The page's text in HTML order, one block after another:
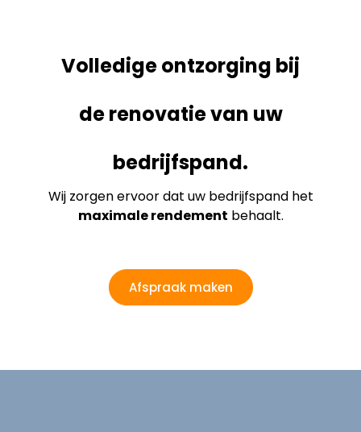
Volledige ontzorging bij
de renovatie van uw
bedrijfspand.
Wij zorgen ervoor dat uw bedrijfspand het
maximale rendement behaalt.
Afspraak maken